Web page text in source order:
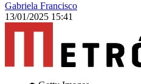
Gabriela Francisco
13/01/2025 15:41